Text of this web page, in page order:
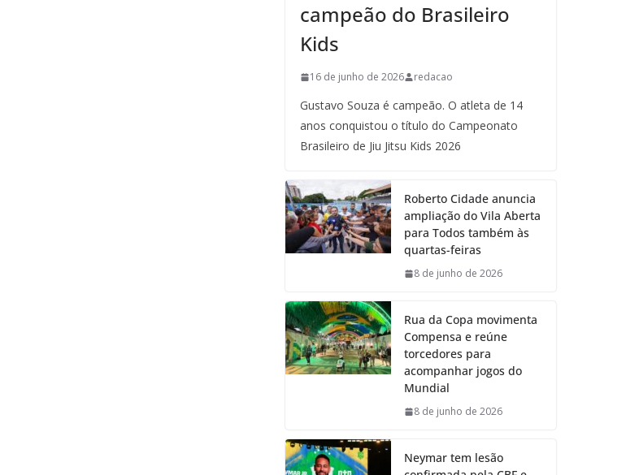
campeão do Brasileiro
Kids
16 de junho de 2026 redacao
Gustavo Souza é campeão. O atleta de 14
anos conquistou o título do Campeonato
Brasileiro de Jiu Jitsu Kids 2026
Roberto Cidade anuncia
ampliação do Vila Aberta
para Todos também às
quartas-feiras
8 de junho de 2026
Rua da Copa movimenta
Compensa e reúne
torcedores para
acompanhar jogos do
Mundial
8 de junho de 2026
Neymar tem lesão